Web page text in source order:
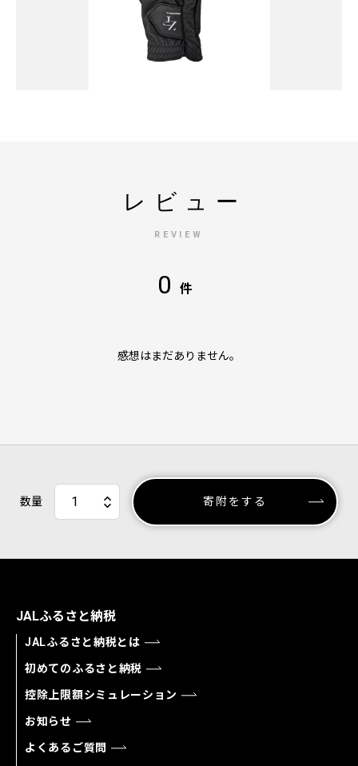
レビュー
REVIEW
0 件
感想はまだありません。
数量 寄附をする
JALふるさと納税
JALふるさと納税とは
初めてのふるさと納税
控除上限額シミュレーション
お知らせ
よくあるご質問